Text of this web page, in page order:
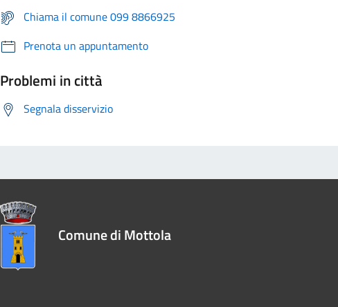
Chiama il comune 099 8866925
Prenota un appuntamento
Problemi in città
Segnala disservizio
Comune di Mottola